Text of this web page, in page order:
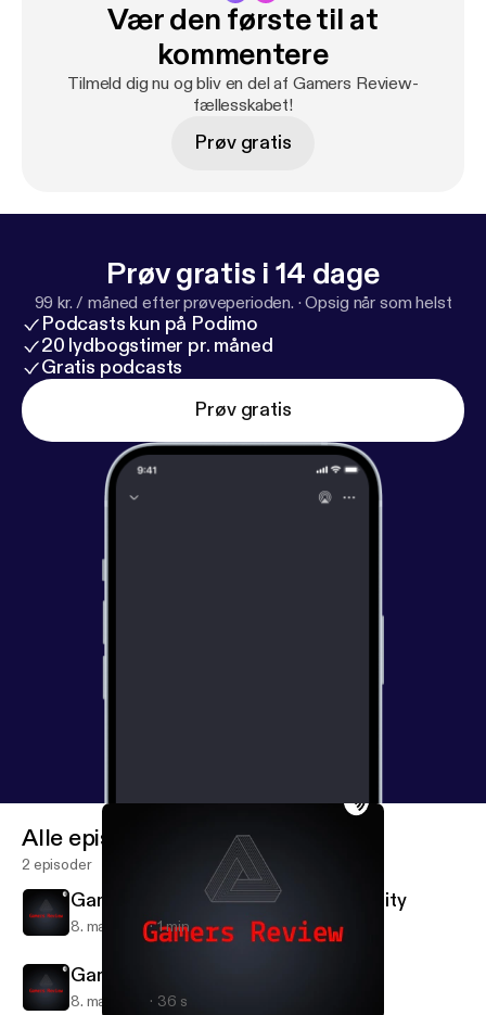
Vær den første til at
kommentere
Tilmeld dig nu og bliv en del af Gamers Review-
fællesskabet!
Prøv gratis
Prøv gratis i 14 dage
99 kr. / måned efter prøveperioden. ·Opsig når som helst
Podcasts kun på Podimo
20 lydbogstimer pr. måned
Gratis podcasts
Prøv gratis
Alle episoder
2 episoder
Gamers Review: Assassins Creed Unity
8. maj 2018 1 min
Gamers Review Intro
8. maj 2018 36 s